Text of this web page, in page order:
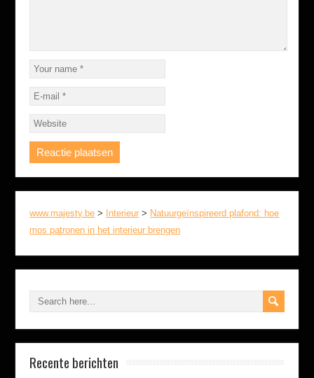
www.majesty.be > Interieur > Natuurgeïnspireerd plafond: hoe
mos patronen in het interieur brengen
Recente berichten